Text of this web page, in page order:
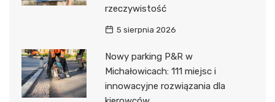
rzeczywistość
5 sierpnia 2026
Nowy parking P&R w
Michałowicach: 111 miejsc i
innowacyjne rozwiązania dla